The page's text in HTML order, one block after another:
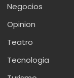
Negocios
Opinion
Teatro
Tecnologia